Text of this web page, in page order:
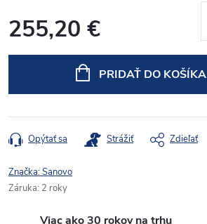
255,20 €
PRIDAŤ DO KOŠÍKA
Opýtať sa Strážiť Zdieľať
Značka:Sanovo
Záruka: 2 roky
Viac ako 30 rokov na trhu